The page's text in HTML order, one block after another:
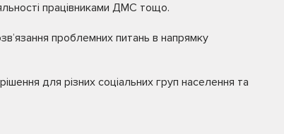
працівниками ДМС тощо.
проблемних питань в напрямку
для різних соціальних груп населення та